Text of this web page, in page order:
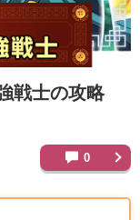
戦士の攻略
0